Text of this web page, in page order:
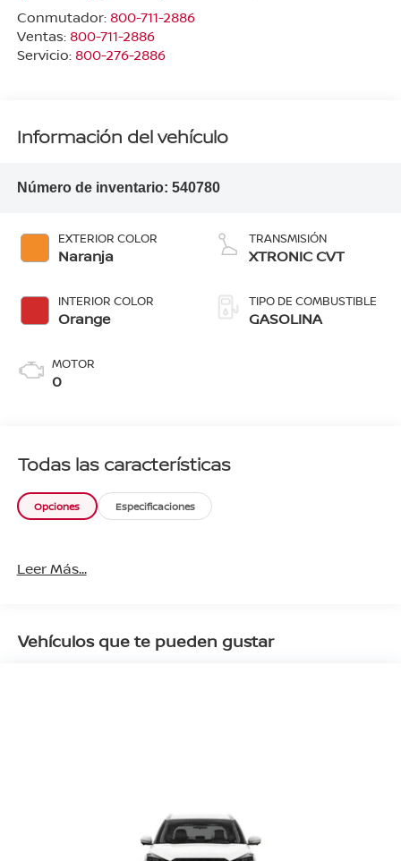
Conmutador: 800-711-2886
Ventas: 800-711-2886
Servicio: 800-276-2886
Información del vehículo
Número de inventario: 540780
EXTERIOR COLOR
Naranja
INTERIOR COLOR
Orange
MOTOR
0
TRANSMISIÓN
XTRONIC CVT
TIPO DE COMBUSTIBLE
GASOLINA
Todas las características
Opciones Especificaciones
Leer Más...
Vehículos que te pueden gustar